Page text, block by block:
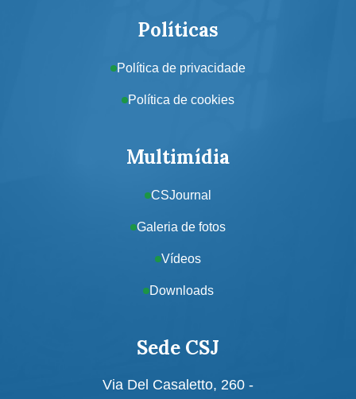
Políticas
Política de privacidade
Política de cookies
Multimídia
CSJournal
Galeria de fotos
Vídeos
Downloads
Sede CSJ
Via Del Casaletto, 260 -